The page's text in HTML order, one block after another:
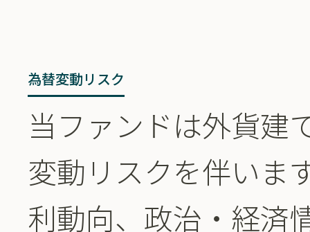
為替変動リスク
当ファンドは外貨建
変動リスクを伴いま
利動向、政治・経済